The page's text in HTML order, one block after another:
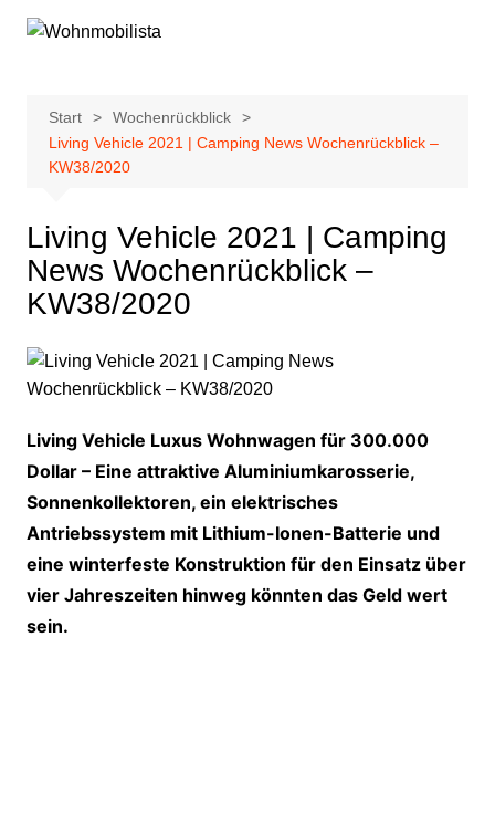
Inhalt
Start
Wochenrückblick
Living Vehicle 2021 | Camping News Wochenrückblick –
KW38/2020
Living Vehicle 2021 | Camping
News Wochenrückblick –
KW38/2020
Living Vehicle Luxus Wohnwagen für 300.000
Dollar – Eine attraktive Aluminiumkarosserie,
Sonnenkollektoren, ein elektrisches
Antriebssystem mit Lithium-Ionen-Batterie und
eine winterfeste Konstruktion für den Einsatz über
vier Jahreszeiten hinweg könnten das Geld wert
sein.